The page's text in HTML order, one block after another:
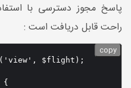
راحت قابل دریافت است :
$flight);
{
copy